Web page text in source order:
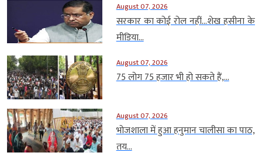
August 07, 2026
सरकार का कोई रोल नहीं…शेख हसीना के
मीडिया...
August 07, 2026
75 लोग 75 हजार भी हो सकते हैं,...
August 07, 2026
भोजशाला में हुआ हनुमान चालीसा का पाठ,
तय...